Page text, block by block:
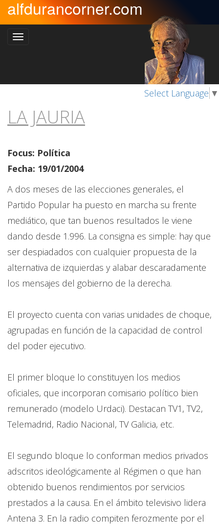
alfdurancorner.com
Select Language ▼
LA JAURIA
Focus: Política
Fecha: 19/01/2004
A dos meses de las elecciones generales, el
Partido Popular ha puesto en marcha su frente
mediático, que tan buenos resultados le viene
dando desde 1.996. La consigna es simple: hay que
ser despiadados con cualquier propuesta de la
alternativa de izquierdas y alabar descaradamente
los mensajes del gobierno de la derecha.
El proyecto cuenta con varias unidades de choque,
agrupadas en función de la capacidad de control
del poder ejecutivo.
El primer bloque lo constituyen los medios
oficiales, que incorporan comisario político bien
remunerado (modelo Urdaci). Destacan TV1, TV2,
Telemadrid, Radio Nacional, TV Galicia, etc.
El segundo bloque lo conforman medios privados
adscritos ideológicamente al Régimen o que han
obtenido buenos rendimientos por servicios
prestados a la causa. En el ámbito televisivo lidera
Antena 3. En la radio compiten ferozmente por el